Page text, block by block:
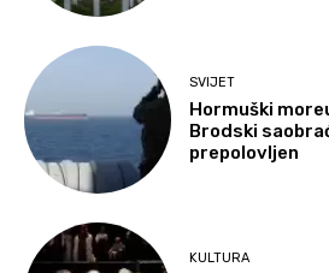
SVIJET
Hormuški
Brodski
prepolovljen
KULTURA